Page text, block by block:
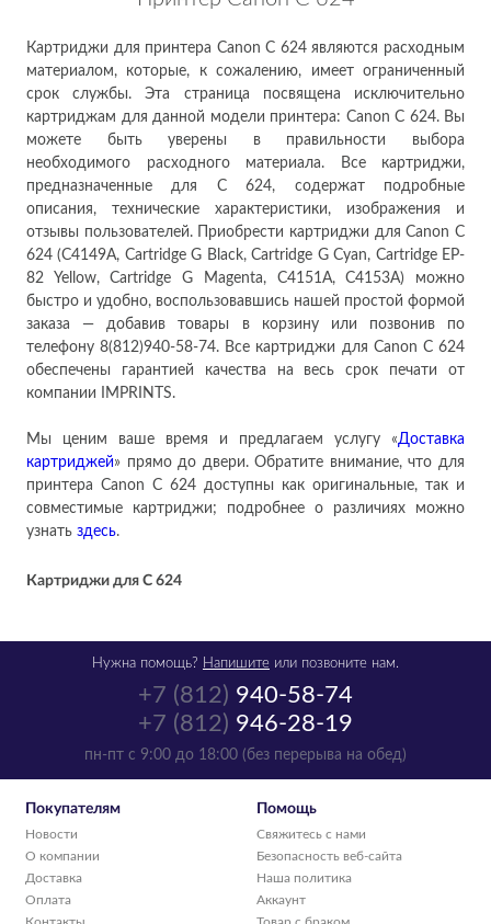
Картриджи для принтера Canon C 624 являются расходным
материалом, которые, к сожалению, имеет ограниченный
срок службы. Эта страница посвящена исключительно
картриджам для данной модели принтера: Canon C 624. Вы
можете быть уверены в правильности выбора
необходимого расходного материала. Все картриджи,
предназначенные для C 624, содержат подробные
описания, технические характеристики, изображения и
отзывы пользователей. Приобрести картриджи для Canon C
624 (C4149A, Cartridge G Black, Cartridge G Cyan, Cartridge EP-
82 Yellow, Cartridge G Magenta, C4151A, C4153A) можно
быстро и удобно, воспользовавшись нашей простой формой
заказа — добавив товары в корзину или позвонив по
телефону 8(812)940-58-74. Все картриджи для Canon C 624
обеспечены гарантией качества на весь срок печати от
компании IMPRINTS.
Мы ценим ваше время и предлагаем услугу «Доставка
картриджей» прямо до двери. Обратите внимание, что для
принтера Canon C 624 доступны как оригинальные, так и
совместимые картриджи; подробнее о различиях можно
узнать здесь.
Картриджи для C 624
+7 (812) 940-58-74
+7 (812) 946-28-19
пн-пт с 9:00 до 18:00 (без перерыва на обед)
Нужна помощь? Напишите или позвоните нам.
Покупателям
Новости
О компании
Доставка
Оплата
Помощь
Свяжитесь с нами
Безопасность веб-сайта
Наша политика
Аккаунт